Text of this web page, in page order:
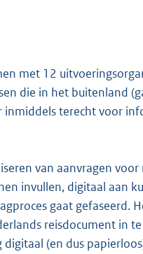
met 12
die in het buitenland
terecht voor
van aanvragen
invullen, digitaal aan
gaat gefaseerd.
reisdocument in
(en dus